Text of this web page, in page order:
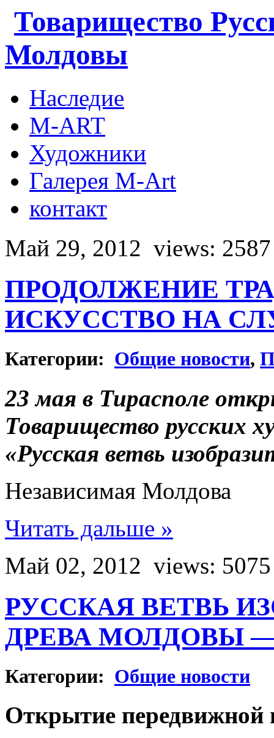
Товарищество
Молдовы
Наследие
M-ART
Художники
Галерея M-Art
контакт
Май 29, 2012 views: 2587
ПРОДОЛЖЕНИЕ
ИСКУССТВО НА
Категории: Общие новости,
23 мая в Тирасполе
Товарищество русских
«Русская ветвь
Независимая Молдова
Читать дальше »
Май 02, 2012 views: 5075
РУССКАЯ ВЕТВЬ
ДРЕВА МОЛДОВЫ —
Категории: Общие новости
Открытие передвижной